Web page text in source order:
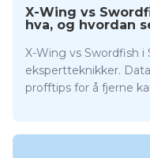
X-Wing vs
hva, og hvordan
X-Wing vs Swordfish
ekspertteknikker.
profftips for å fjerne